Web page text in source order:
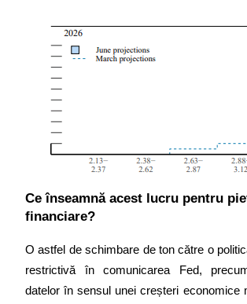
Ce înseamnă acest lucru pentru
financiare?
O astfel de schimbare de ton către o
restrictivă în comunicarea Fed,
datelor în sensul unei creșteri economice